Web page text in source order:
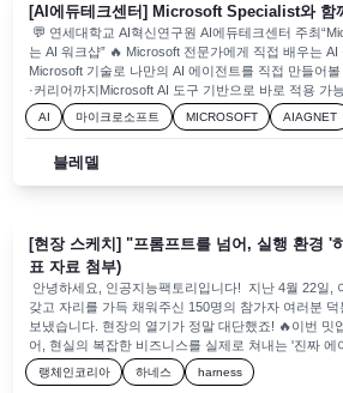
텔레그램 에이전트백문이 불여일견! 현장에서 가장 환
션이었습니다. 복잡한 코딩 없이, 슬라이드 화면을 따
트폰 리모컨 역할을 하는 텔레그램 AI 에이전트가 뚝
습니다. "저자님 사인해 주세요!" 열기 가득했던 책
된 책 사인회! 미리 책을 지참해 오신 독자분들이 길게
은 한 분 한 분께 감사 인사를 건네며 정성스레 사인을
책을 읽으며 궁금했던 점들을 직접 질문하는 등 훈훈
어졌습니다. 참가자 라이트닝 토크4명의 참가자분
영 사례를 아낌없이 공유해 주셨습니다. "나만 고생
Q&A 세션에서는 AI 에이전트를 운영할 때 필연적으로
완벽하게 걸러내지 못하는 사각지대)'를 어떻게 해결
있는 문답이 오갔습니다. 현업에 계신 분들의 폭풍 공
저자님과 전문가분들이 제시한 핵심 팁은 생각보다
다.초반에는 결국 '사람의 눈'이 필요하다: AI가 모든
검증 초기 단계에서는 사람이 직접 개입하여 AI가 놓
향을 잡아주는 과정이 필수적이라는 점을 짚어주셨습
깎기: AI의 성능을 올리기 위해서는 정밀하게 정의된
[AI에듀테크센터] Microsoft Specialist와 함
💬 연세대학교 AI혁신연구원 AI에듀테크센터 주최
는 AI 워크샵” 🔥 Microsoft 전문가에게 직접 배우는 AI
Microsoft 기술로 나만의 AI 에이전트를 직접 만들어
·커리어까지Microsoft AI 도구 기반으로 바로 적용 가
요단순 사용이 아니라, 직접 만들고 설계하는 실전
code 기반 AI Agent 생성 및 활용👉 Microsoft
참여 가능 !🔗 신청 링크: https://forms.gle/
사전 신청 시추첨을 통해 Microsoft Surface Pro 증정
AI 마이크로소프트 MICROSOFT AIAGNET
블레델
[현장 스케치] "프롬프트를 넘어, 실행 환경 '
표 자료 첨부)
안녕하세요, 인공지능팩토리입니다! 지난 4월 22일,
갖고 자리를 가득 채워주신 150명의 참가자 여러분
보냈습니다. 현장의 열기가 정말 대단했죠! 🔥이번 밋
어, 현실의 복잡한 비즈니스를 실제로 쳐내는 '진짜 에
해 우리가 무엇을 준비해야 하는지 치열하게 논의하고
트를 넘어 실행 환경 전체를 설계하는 '하네스 엔지니
랭체인코리아 하네스 harness